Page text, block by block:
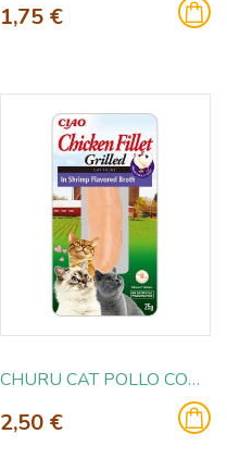
1,75 €
CHURU CAT POLLO CON CALDO CAMARON 25GR
2,50 €